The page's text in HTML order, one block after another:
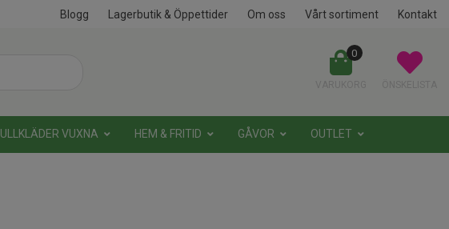
Blogg Lagerbutik & Öppettider Om oss Vårt sortiment Kontakt
0
ULLKLÄDER VUXNA HEM & FRITID GÅVOR OUTLET